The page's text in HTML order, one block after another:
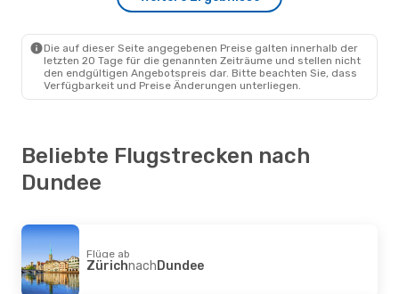
British Airways
Loganair1 Zwischenstopp
Dundee- Mailand
Die auf dieser Seite angegebenen Preise galten innerhalb der
letzten 20 Tage für die genannten Zeiträume und stellen nicht
den endgültigen Angebotspreis dar. Bitte beachten Sie, dass
Verfügbarkeit und Preise Änderungen unterliegen.
Beliebte Flugstrecken nach
Dundee
Flüge ab
ZürichnachDundee